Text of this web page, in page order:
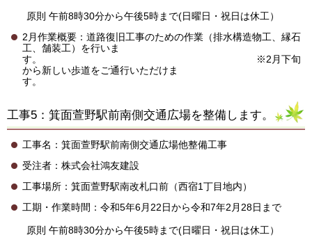
原則 午前8時30分から午後5時まで(日曜日・祝日は休工）
2月作業概要：道路復旧工事のための作業（排水構造物工、縁石
工、舗装工）を行いま
す。 ※2月下旬
から新しい歩道をご通行いただけま
工事5：箕面萱野駅前南側交通広場を整備します。
工事名：箕面萱野駅前南側交通広場他整備工事
受注者：株式会社鴻友建設
工事場所：箕面萱野駅南改札口前（西宿1丁目地内）
工期・作業時間：令和5年6月22日から令和7年2月28日まで
原則 午前8時30分から午後5時まで(日曜日・祝日は休工）